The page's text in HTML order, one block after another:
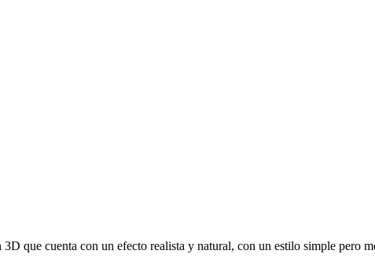
que cuenta con un efecto realista y natural, con un estilo simple pero